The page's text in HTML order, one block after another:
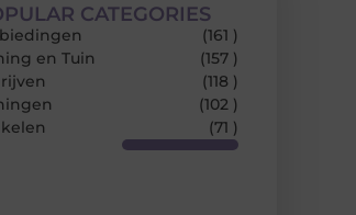
CATEGORIES
(161 )
en Tuin
(157 )
(118 )
(102 )
(71 )